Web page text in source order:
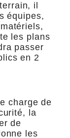
il
équipes,
les plans
passer
en 2
charge de
la
de
les